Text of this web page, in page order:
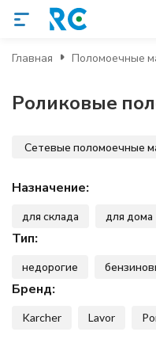
Главная Поломоечные
Роликовые
Сетевые поломоечные
Назначение:
для склада для дома
Тип:
недорогие
Бренд:
Karcher Lavor